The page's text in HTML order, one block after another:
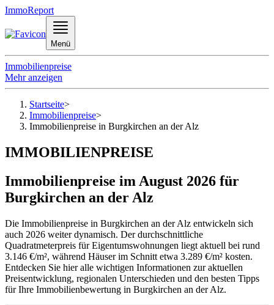
ImmoReport
Menü
Immobilienpreise
Mehr anzeigen
Startseite>
Immobilienpreise>
Immobilienpreise in Burgkirchen an der Alz
IMMOBILIENPREISE
Immobilienpreise im August 2026 für
Burgkirchen an der Alz
Die Immobilienpreise in Burgkirchen an der Alz entwickeln sich
auch 2026 weiter dynamisch. Der durchschnittliche
Quadratmeterpreis für Eigentumswohnungen liegt aktuell bei rund
3.146 €/m², während Häuser im Schnitt etwa 3.289 €/m² kosten.
Entdecken Sie hier alle wichtigen Informationen zur aktuellen
Preisentwicklung, regionalen Unterschieden und den besten Tipps
für Ihre Immobilienbewertung in Burgkirchen an der Alz.